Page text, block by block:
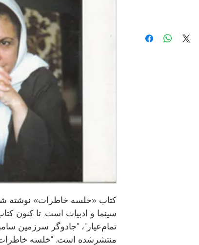
کتاب «خلسه خاطرات» نوشته
سینما و ادبیات است. تا کنون
تمام‌عیار"، "جادوگر سرزمین
منتشرشده است. "خلسه‌ خاطرات"